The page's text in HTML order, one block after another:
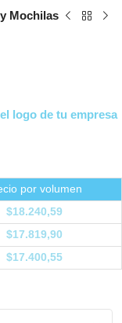
Mochilas
logo de tu empresa
por volumen
$18.240,59
$17.819,90
$17.400,55